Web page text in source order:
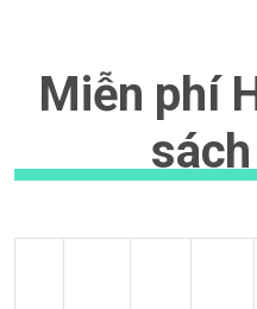
Miễn phí